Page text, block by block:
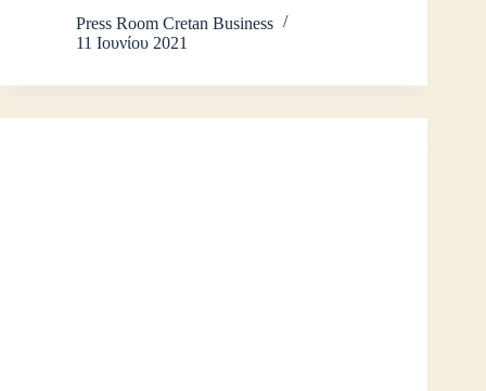
Press Room Cretan Business
11 Ιουνίου 2021